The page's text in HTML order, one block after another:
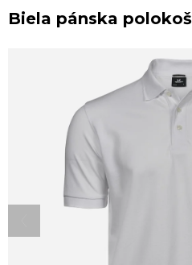
Biela pánska